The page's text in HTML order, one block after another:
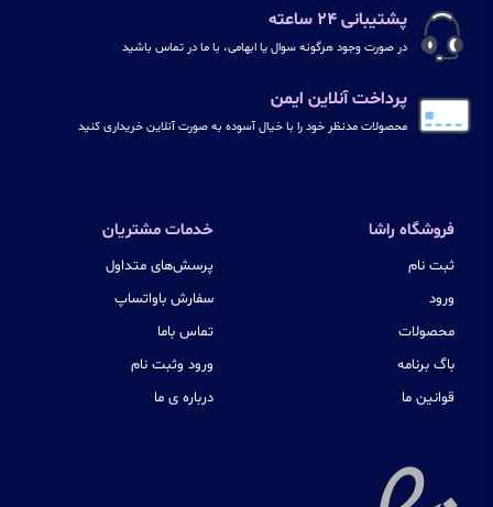
پشتیبانی ۲۴ ساعته
در صورت وجود هرگونه سوال یا ابهامی، با ما در تماس باشید
پرداخت آنلاین ایمن
محصولات مدنظر خود را با خیال آسوده به صورت آنلاین خریداری کنید
فروشگاه راشا
ثبت نام
ورود
محصولات
باگ برنامه
قوانین ما
خدمات مشتریان
پرسش‌های متداول
سفارش باواتساپ
تماس باما
ورود وثبت نام
درباره ی ما